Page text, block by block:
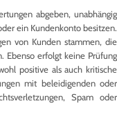
abgeben, unabhängig
ein Kundenkonto besitzen.
von Kunden stammen, die
Ebenso erfolgt keine Prüfung
positive als auch kritische
mit beleidigenden oder
Spam oder